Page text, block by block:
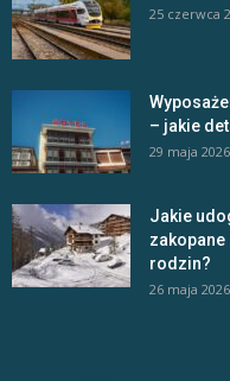
25 czerwca
– jakie
29 maja 2026
Jakie
rodzin?
26 maja 2026